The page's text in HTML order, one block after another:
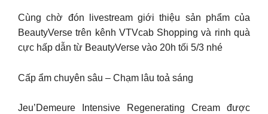
Cùng chờ đón livestream giới thiệu sản phẩm của
BeautyVerse trên kênh VTVcab Shopping và rinh quà
cực hấp dẫn từ BeautyVerse vào 20h tối 5/3 nhé
Cấp ẩm chuyên sâu – Chạm lâu toả sáng
Jeu’Demeure Intensive Regenerating Cream được